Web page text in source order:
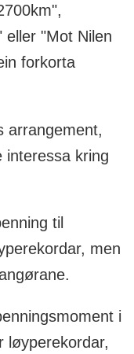
eller "Mot Nilen
forkorta
arrangement,
kring
til
men
i
løyperekordar,